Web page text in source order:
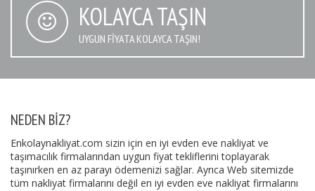
KOLAYCA TAŞIN
UYGUN FIYATA KOLAYCA TAŞIN!
NEDEN BIZ?
Enkolaynakliyat.com sizin için en iyi evden eve nakliyat ve
taşımacılık firmalarından uygun fiyat tekliflerini toplayarak
taşınırken en az parayı ödemenizi sağlar. Ayrıca Web sitemizde
tüm nakliyat firmalarını değil en iyi evden eve nakliyat firmalarını